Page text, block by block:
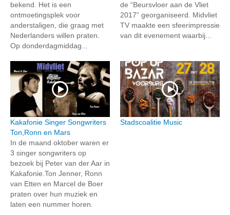
bekend. Het is een
ontmoetingsplek voor
anderstaligen, die graag met
Nederlanders willen praten.
Op donderdagmiddag...
de “Beursvloer aan de Vliet
2017” georganiseerd. Midvliet
TV maakte een sfeerimpressie
van dit evenement waarbij...
Kakafonie Singer Songwriters
Ton,Ronn en Mars
In de maand oktober waren er
3 singer songwriters op
bezoek bij Peter van der Aar in
Kakafonie.Ton Jenner, Ronn
van Etten en Marcel de Boer
praten over hun muziek en
laten een nummer horen.
Stadscoalitie Music